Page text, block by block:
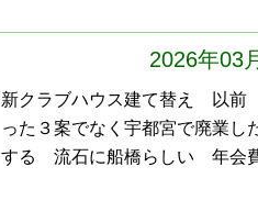
2026年03
新クラブハウス建て替え 以前
った３案でなく宇都宮で廃業し
する 流石に船橋らしい 年会